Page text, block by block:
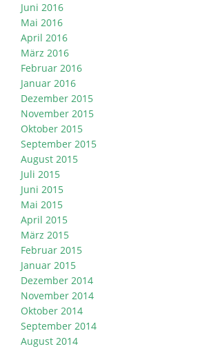
Juni 2016
Mai 2016
April 2016
März 2016
Februar 2016
Januar 2016
Dezember 2015
November 2015
Oktober 2015
September 2015
August 2015
Juli 2015
Juni 2015
Mai 2015
April 2015
März 2015
Februar 2015
Januar 2015
Dezember 2014
November 2014
Oktober 2014
September 2014
August 2014